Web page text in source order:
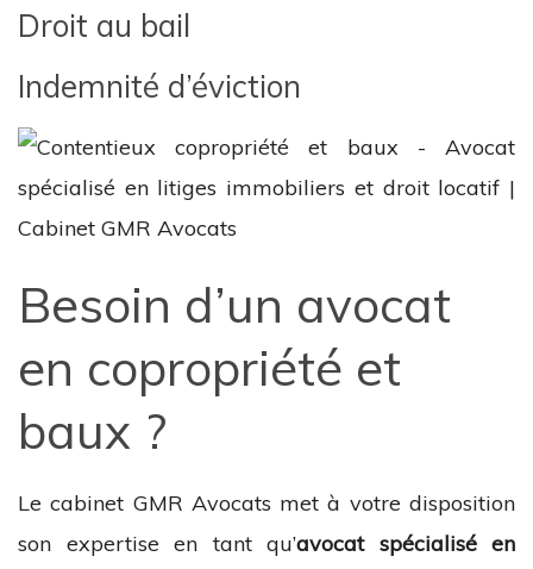
Droit au bail
Indemnité d’éviction
Besoin d’un avocat
en copropriété et
baux ?
Le cabinet GMR Avocats met à votre disposition
son expertise en tant qu’avocat spécialisé en